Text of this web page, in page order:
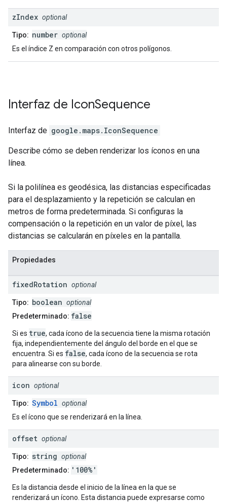
zIndex optional
Tipo: number optional
Es el índice Z en comparación con otros polígonos.
Interfaz de IconSequence
Interfaz de google.maps. IconSequence
Describe cómo se deben renderizar los íconos en una
línea.
Si la polilínea es geodésica, las distancias especificadas
para el desplazamiento y la repetición se calculan en
metros de forma predeterminada. Si configuras la
compensación o la repetición en un valor de píxel, las
distancias se calcularán en píxeles en la pantalla.
Propiedades
fixedRotation optional
Tipo: boolean optional
Predeterminado: false
Si es true, cada ícono de la secuencia tiene la misma rotación
fija, independientemente del ángulo del borde en el que se
encuentra. Si es false, cada ícono de la secuencia se rota
para alinearse con su borde.
icon optional
Tipo: Symbol optional
Es el ícono que se renderizará en la línea.
offset optional
Tipo: string optional
Predeterminado: '100%'
Es la distancia desde el inicio de la línea en la que se
renderizará un ícono. Esta distancia puede expresarse como